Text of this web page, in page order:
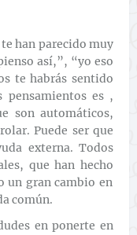
han parecido muy
así,”, “yo eso
te habrás sentido
es ,
son automáticos,
Puede ser que
externa. Todos
que han hecho
un gran cambio en
común.
en ponerte en